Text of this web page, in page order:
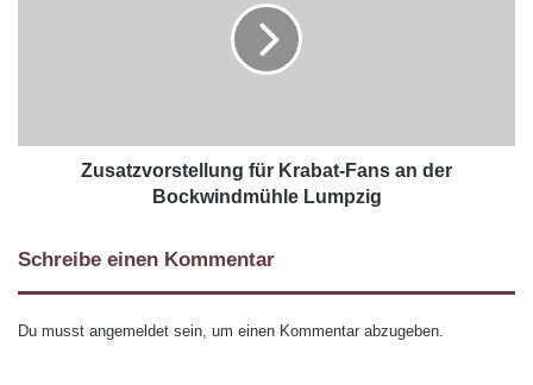
Zusatzvorstellung für Krabat-Fans an der
Bockwindmühle Lumpzig
Schreibe einen Kommentar
Du musst angemeldet sein, um einen Kommentar abzugeben.